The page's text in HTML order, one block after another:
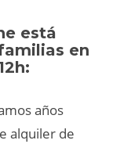
está
en
años
alquiler de